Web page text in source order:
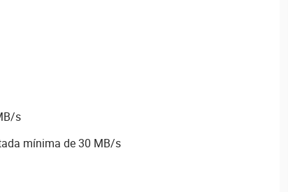
s
mínima de 30 MB/s